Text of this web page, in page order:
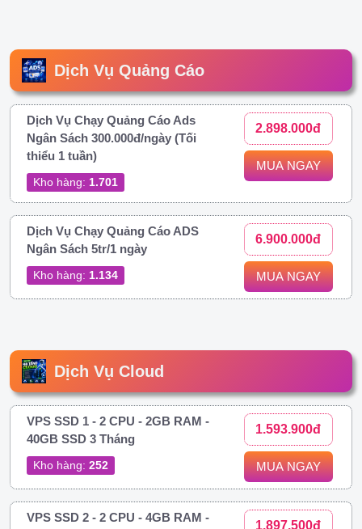
Dịch Vụ Quảng Cáo
Dịch Vụ Chạy Quảng Cáo Ads
Ngân Sách 300.000đ/ngày (Tối
thiểu 1 tuần)
Kho hàng: 1.701
2.898.000đ
MUA NGAY
Dịch Vụ Chạy Quảng Cáo ADS
Ngân Sách 5tr/1 ngày
Kho hàng: 1.134
6.900.000đ
MUA NGAY
Dịch Vụ Cloud
VPS SSD 1 - 2 CPU - 2GB RAM -
40GB SSD 3 Tháng
Kho hàng: 252
1.593.900đ
MUA NGAY
VPS SSD 2 - 2 CPU - 4GB RAM -
1.897.500đ